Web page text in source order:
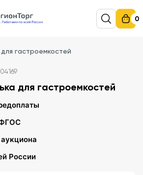
0
гастроемкостей
для гастроемкостей
ФГОС
России